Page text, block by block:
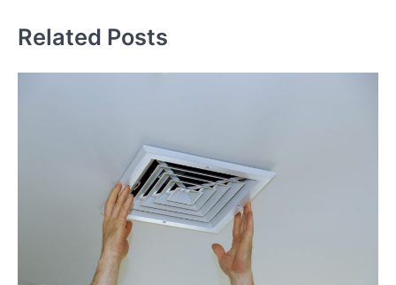
Related Posts